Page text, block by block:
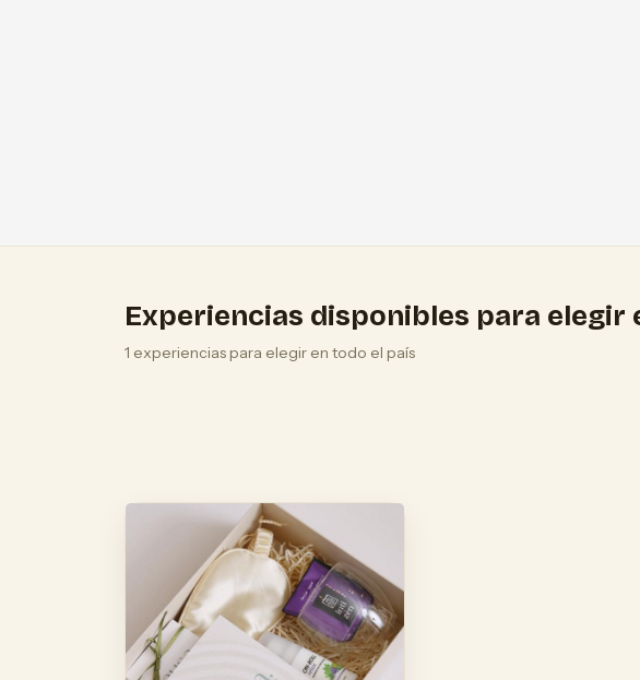
Experiencias disponibles para elegir
1 experiencias para elegir en todo el país